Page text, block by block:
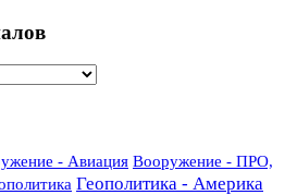
- Авиация Вооружение - ПРО,
Геополитика - Америка